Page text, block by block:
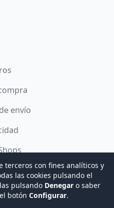
envío
terceros con fines analíticos y
las cookies pulsando el
pulsando Denegar o saber
botón Configurar.